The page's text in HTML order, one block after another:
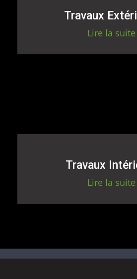
Travaux
Lire la suite
Travaux
Lire la suite